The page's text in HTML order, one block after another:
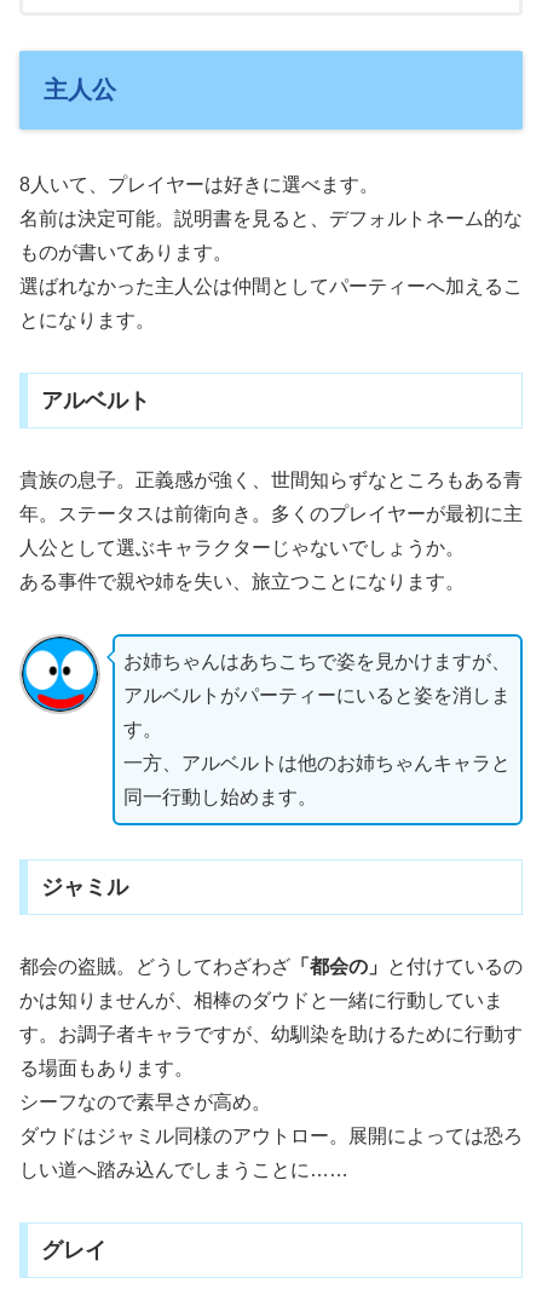
主人公
8人いて、プレイヤーは好きに選べます。
名前は決定可能。説明書を見ると、デフォルトネーム的な
ものが書いてあります。
選ばれなかった主人公は仲間としてパーティーへ加えるこ
とになります。
アルベルト
貴族の息子。正義感が強く、世間知らずなところもある青
年。ステータスは前衛向き。多くのプレイヤーが最初に主
人公として選ぶキャラクターじゃないでしょうか。
ある事件で親や姉を失い、旅立つことになります。
お姉ちゃんはあちこちで姿を見かけますが、
アルベルトがパーティーにいると姿を消しま
す。
一方、アルベルトは他のお姉ちゃんキャラと
同一行動し始めます。
ジャミル
都会の盗賊。どうしてわざわざ 「都会の」
と付けているの
かは知りませんが、相棒のダウドと一緒に行動していま
す。お調子者キャラですが、幼馴染を助けるために行動す
る場面もあります。
シーフなので素早さが高め。
ダウドはジャミル同様のアウトロー。展開によっては恐ろ
しい道へ踏み込んでしまうことに……
グレイ